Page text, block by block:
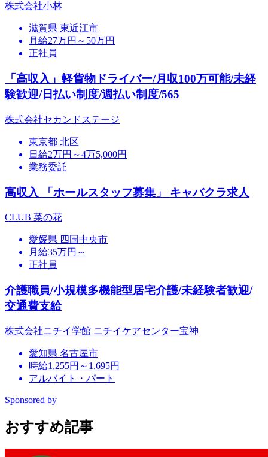
株式会社小林
滋賀県 東近江市
月給27万円～50万円
正社員
「高収入」軽貨物ドライバー/月収100万可能/未経
験歓迎/日払い制度/週払い制度/565
株式会社セカンドステージ
東京都 北区
日給2万円～4万5,000円
業務委託
高収入 「ホールスタッフ募集」 キャバクラ求人
CLUB 菜の花
愛媛県 四国中央市
月給35万円～
正社員
介護職員/小規模多機能型居宅介護/未経験者歓迎/
交通費支給
株式会社ニチイ学館 ニチイケアセンター宝神
愛知県 名古屋市
時給1,255円～1,695円
アルバイト・パート
Sponsored by
おすすめ記事